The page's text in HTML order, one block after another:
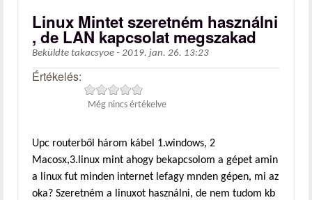
Linux Mintet szeretném használni
, de LAN kapcsolat megszakad
Beküldte takacsyoe - 2019. jan. 26. 13:23
Értékelés:
Még nincs értékelve
Upc routerből három kábel 1.windows, 2
Macosx,3.linux mint ahogy bekapcsolom a gépet amin
a linux fut minden internet lefagy mnden gépen, mi az
oka? Szeretném a linuxot használni, de nem tudom kb